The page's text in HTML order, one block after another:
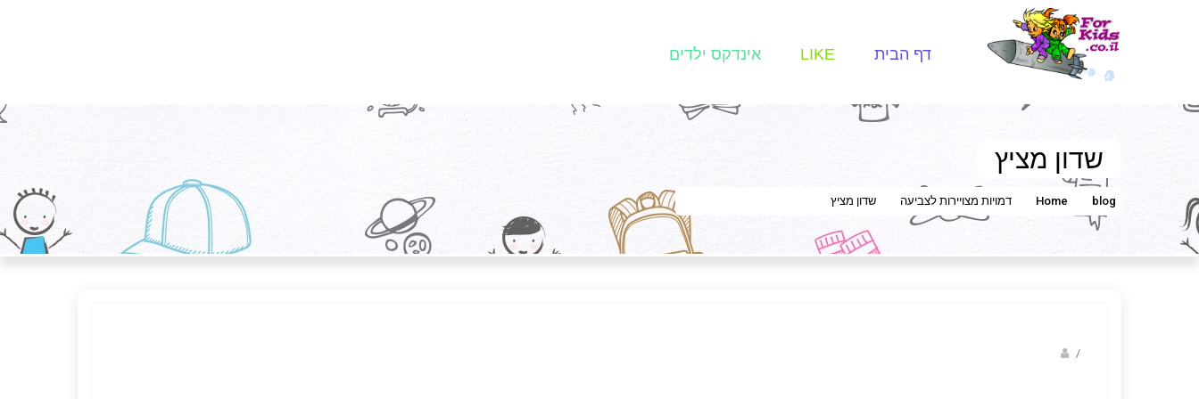
דף הבית LIKE אינדקס ילדים
שדון מציץ
Home blog דמויות מצויירות לצביעה שדון מציץ
/